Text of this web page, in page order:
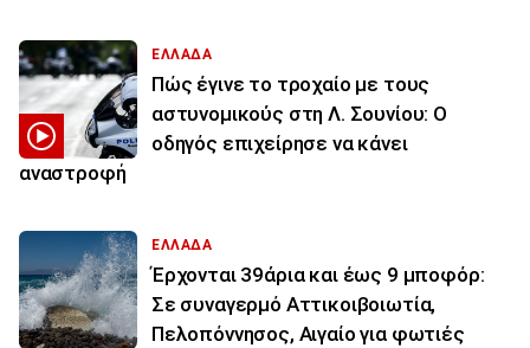
ΕΛΛΑΔΑ
Πώς έγινε το τροχαίο με τους
αστυνομικούς στη Λ. Σουνίου: Ο
οδηγός επιχείρησε να κάνει
αναστροφή
ΕΛΛΑΔΑ
Έρχονται 39άρια και έως 9 μποφόρ:
Σε συναγερμό Αττικοιβοιωτία,
Πελοπόννησος, Αιγαίο για φωτιές